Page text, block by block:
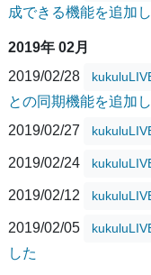
成できる機能を追加
2019年 02月
2019/02/28
との同期機能を追加
2019/02/27
2019/02/24
2019/02/12
2019/02/05
した